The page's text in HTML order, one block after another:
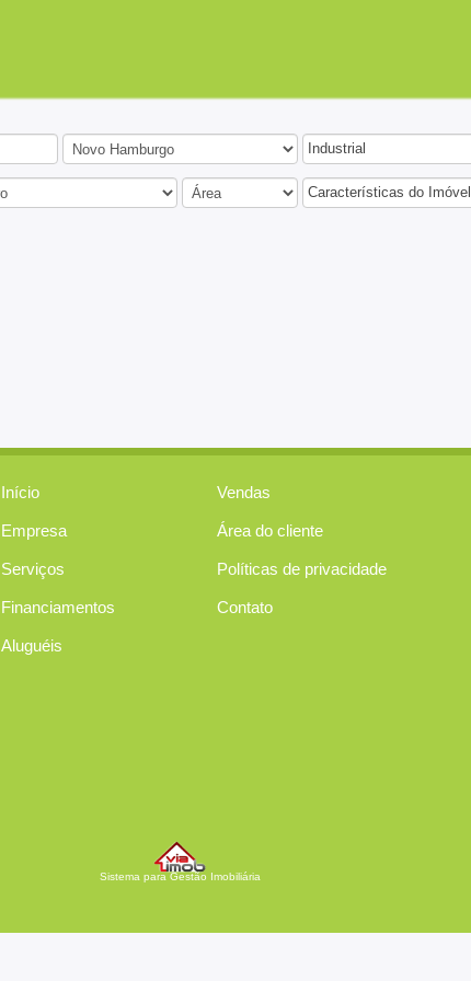
Industrial
Características do Imóvel
Início
Empresa
Serviços
Financiamentos
Aluguéis
Vendas
Área do cliente
Políticas de privacidade
Contato
Sistema para Gestão Imobiliária